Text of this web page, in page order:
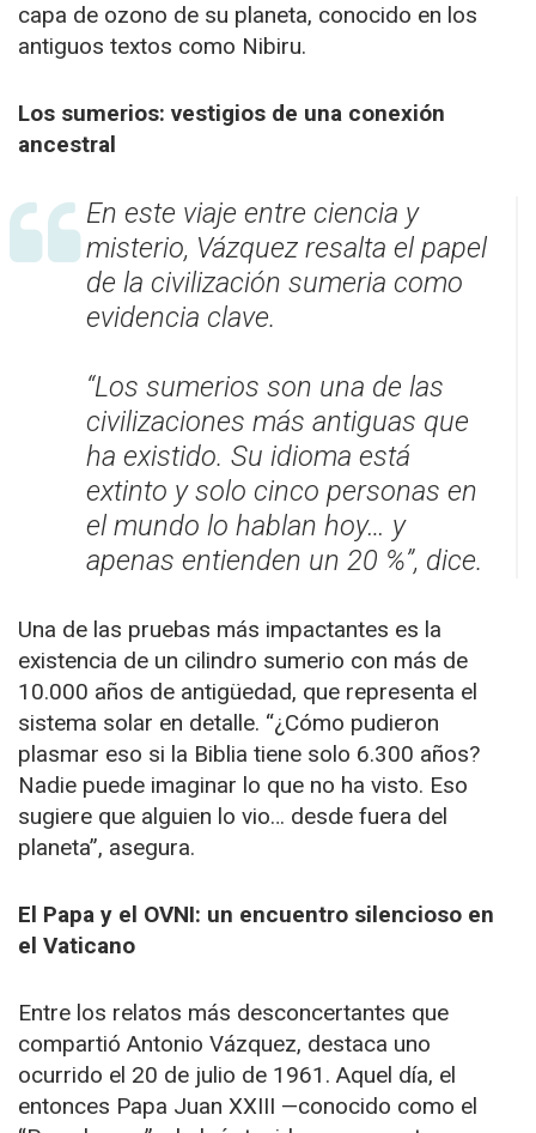
capa de ozono de su planeta, conocido en los
antiguos textos como Nibiru.
Los sumerios: vestigios de una conexión
ancestral
En este viaje entre ciencia y
misterio, Vázquez resalta el papel
de la civilización sumeria como
evidencia clave.
“Los sumerios son una de las
civilizaciones más antiguas que
ha existido. Su idioma está
extinto y solo cinco personas en
el mundo lo hablan hoy… y
apenas entienden un 20 %”, dice.
Una de las pruebas más impactantes es la
existencia de un cilindro sumerio con más de
10.000 años de antigüedad, que representa el
sistema solar en detalle. “¿Cómo pudieron
plasmar eso si la Biblia tiene solo 6.300 años?
Nadie puede imaginar lo que no ha visto. Eso
sugiere que alguien lo vio… desde fuera del
planeta”, asegura.
El Papa y el OVNI: un encuentro silencioso en
el Vaticano
Entre los relatos más desconcertantes que
compartió Antonio Vázquez, destaca uno
ocurrido el 20 de julio de 1961. Aquel día, el
entonces Papa Juan XXIII —conocido como el